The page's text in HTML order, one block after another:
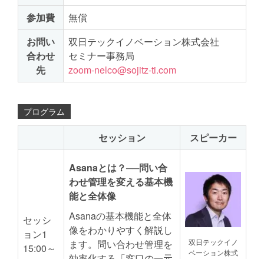
参加費
無償
お問い
合わせ
先
双日テックイノベーション株式会社
セミナー事務局
zoom-nelco@sojitz-ti.com
プログラム
セッション スピーカー
セッシ
ョン1
15:00～
Asanaとは？──問い合
わせ管理を変える基本機
能と全体像
Asanaの基本機能と全体
像をわかりやすく解説し
ます。問い合わせ管理を
双日テックイノ
ベーション株式